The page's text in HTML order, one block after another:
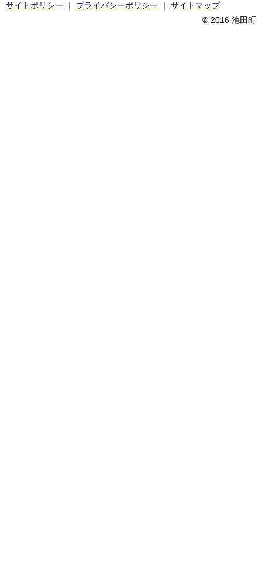
サイトポリシー ｜ プライバシーポリシー ｜ サイトマップ
© 2016 池田町